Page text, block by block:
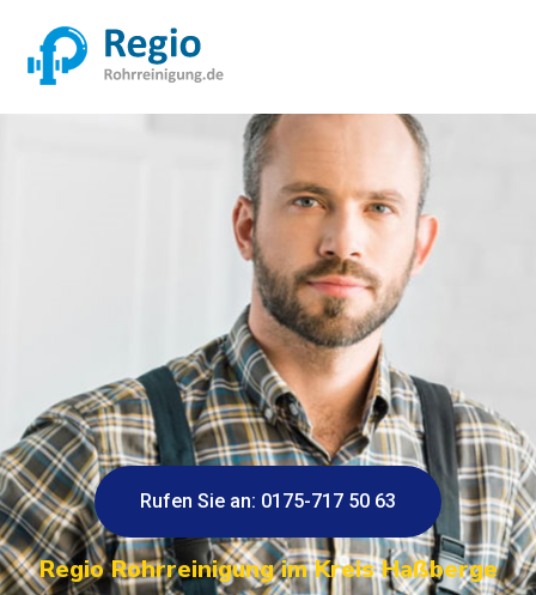
Rufen Sie an: 0175-717 50 63
Regio Rohrreinigung im Kreis Haßberge